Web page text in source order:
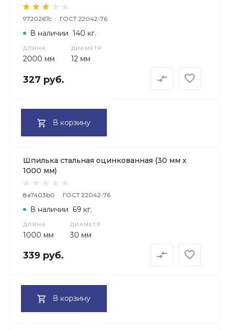
9720267c ГОСТ 22042-76
ДЛИНА
2000 мм
ДИАМЕТР
12 мм
В наличии 140 кг.
327 руб.
В корзину
Шпилька стальная оцинкованная (30 мм х
1000 мм)
8a7403b0 ГОСТ 22042-76
ДЛИНА
1000 мм
ДИАМЕТР
30 мм
В наличии 69 кг.
339 руб.
В корзину